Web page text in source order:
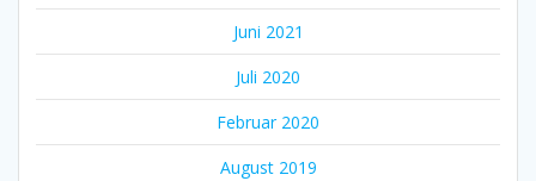
Juni 2021
Juli 2020
Februar 2020
August 2019